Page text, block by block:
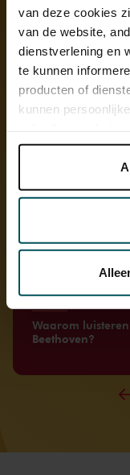
van deze cookies
van de website,
dienstverlening en
te kunnen
producten of
kunnen
onder 'aanpassen'
Lees onze
Via de
We werken samen
kunnen ontvangen
Artikel
Waarom
Beethoven?